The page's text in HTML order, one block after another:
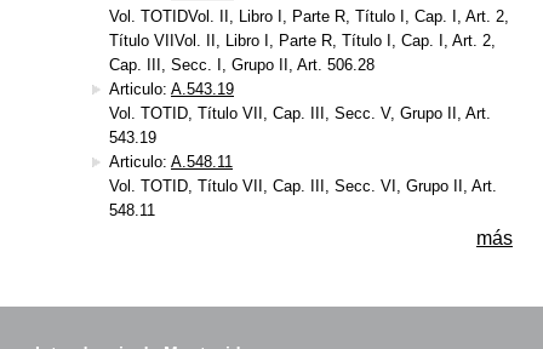
Vol. TOTIDVol. II, Libro I, Parte R, Título I, Cap. I, Art. 2,
Título VIIVol. II, Libro I, Parte R, Título I, Cap. I, Art. 2,
Cap. III, Secc. I, Grupo II, Art. 506.28
Articulo: A.543.19
Vol. TOTID, Título VII, Cap. III, Secc. V, Grupo II, Art.
543.19
Articulo: A.548.11
Vol. TOTID, Título VII, Cap. III, Secc. VI, Grupo II, Art.
548.11
más